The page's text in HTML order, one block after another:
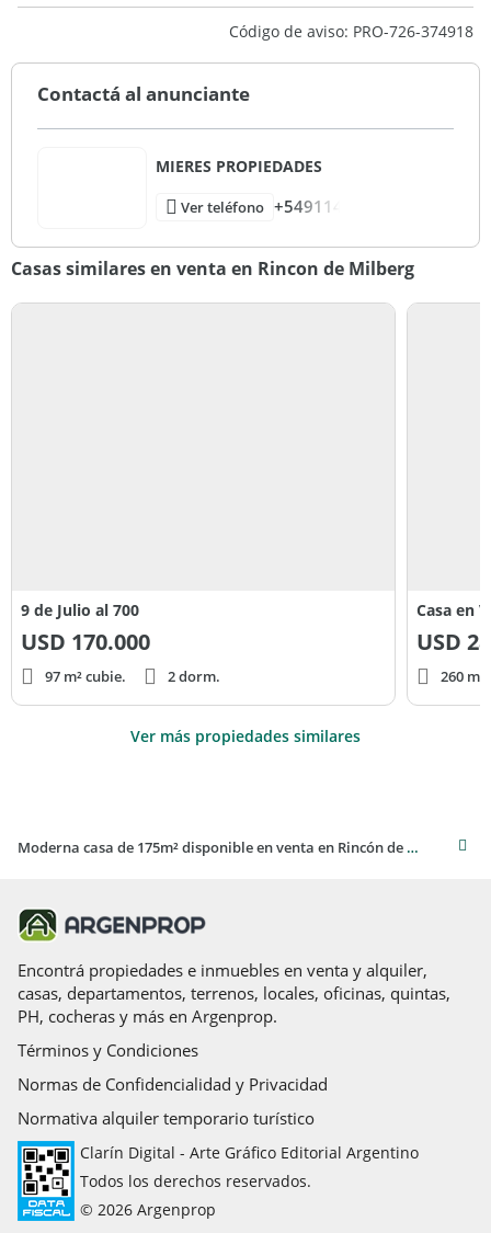
Código de aviso: PRO-726-374918
Contactá al anunciante
MIERES PROPIEDADES
Ver teléfono +549114
Casas similares en venta en Rincon de Milberg
9 de Julio al 700
USD 170.000
97 m² cubie. 2 dorm.
Casa en
USD
260
Ver más propiedades similares
Moderna casa de 175m² disponible en venta en Rincón de Milberg
Encontrá propiedades e inmuebles en venta y alquiler,
casas, departamentos, terrenos, locales, oficinas, quintas,
PH, cocheras y más en Argenprop.
Términos y Condiciones
Normas de Confidencialidad y Privacidad
Normativa alquiler temporario turístico
Clarín Digital - Arte Gráfico Editorial Argentino
Todos los derechos reservados.
© 2026 Argenprop